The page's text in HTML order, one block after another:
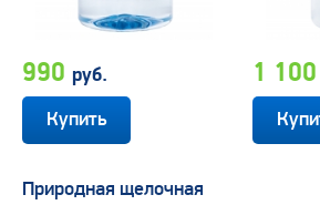
990 руб. 1 100
Природная щелочная